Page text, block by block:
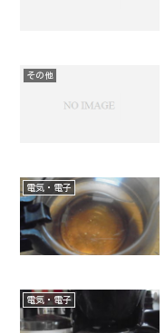
その他
電気・電子
電気・電子